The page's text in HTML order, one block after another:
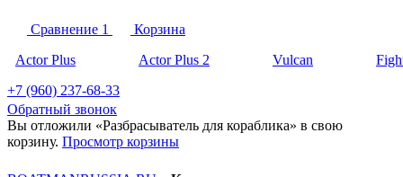
Сравнение 1
Корзина
Actor Plus
Actor Plus 2 Vulcan
+7 (960) 237-68-33
Обратный звонок
Вы отложили «Разбрасыватель для кораблика» в свою
корзину. Просмотр корзины